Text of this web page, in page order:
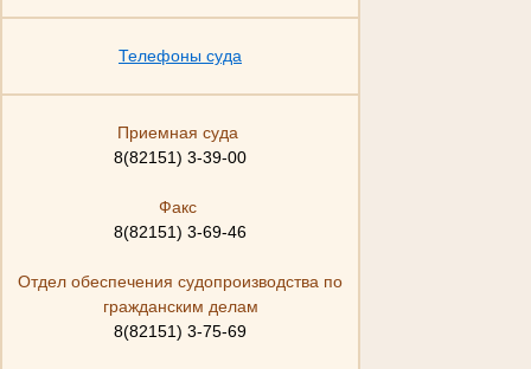
Телефоны суда
Приемная суда
8(82151) 3-39-00
Факс
8(82151) 3-69-46
Отдел обеспечения судопроизводства по
гражданским делам
8(82151) 3-75-69